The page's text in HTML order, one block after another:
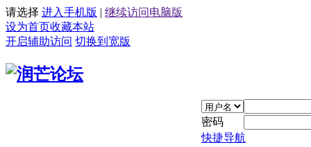
请选择 进入手机版 | 继续访问电脑版
设为首页收藏本站
开启辅助访问 切换到宽版
密码
快捷导航